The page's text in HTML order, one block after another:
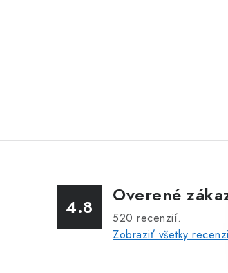
4.8
Overené
520 recenzií.
Zobraziť všetky